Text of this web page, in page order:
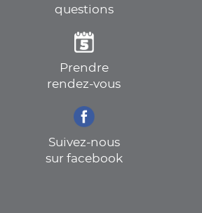
questions
Prendre
rendez-vous
Suivez-nous
sur facebook